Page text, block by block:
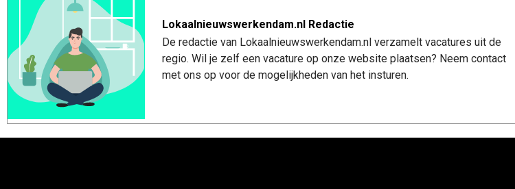
Lokaalnieuwswerkendam.nl Redactie
De redactie van Lokaalnieuwswerkendam.nl verzamelt vacatures uit de
regio. Wil je zelf een vacature op onze website plaatsen? Neem contact
met ons op voor de mogelijkheden van het insturen.